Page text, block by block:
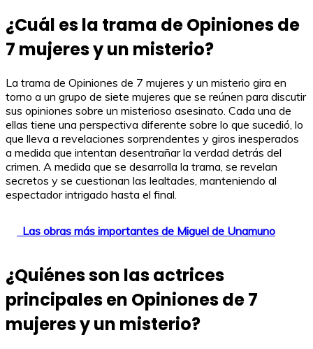
¿Cuál es la trama de Opiniones de
7 mujeres y un misterio?
La trama de Opiniones de 7 mujeres y un misterio gira en
torno a un grupo de siete mujeres que se reúnen para discutir
sus opiniones sobre un misterioso asesinato. Cada una de
ellas tiene una perspectiva diferente sobre lo que sucedió, lo
que lleva a revelaciones sorprendentes y giros inesperados
a medida que intentan desentrañar la verdad detrás del
crimen. A medida que se desarrolla la trama, se revelan
secretos y se cuestionan las lealtades, manteniendo al
espectador intrigado hasta el final.
Las obras más importantes de Miguel de Unamuno
¿Quiénes son las actrices
principales en Opiniones de 7
mujeres y un misterio?